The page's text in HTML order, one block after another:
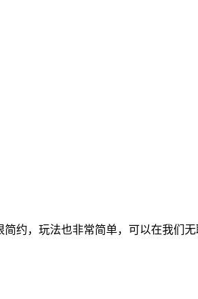
约，玩法也非常简单，可以在我们无